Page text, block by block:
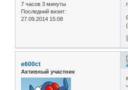
7 часов 3 минуты
Последний визит:
27.09.2014 15:08
e600ct
Активный участник